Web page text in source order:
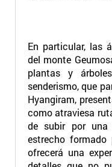
En particular, las
del monte
plantas y
senderismo, que
Hyangiram,
como atraviesa
de subir por
estrecho
ofrecerá una